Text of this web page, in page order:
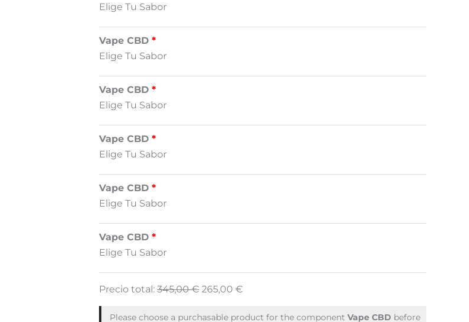
Elige Tu Sabor
Vape CBD
Elige Tu Sabor
Vape CBD
Elige Tu Sabor
Vape CBD
Elige Tu Sabor
Vape CBD
Elige Tu Sabor
Vape CBD
Elige Tu Sabor
Precio total: 345,00€ 265,00 €
Please choose a purchasable product for the component Vape CBD before